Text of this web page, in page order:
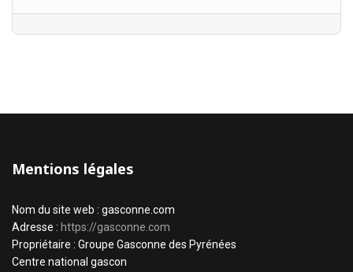
Mentions légales
Nom du site web : gasconne.com
Adresse : https://gasconne.com
Propriétaire : Groupe Gasconne des Pyrénées
Centre national gascon